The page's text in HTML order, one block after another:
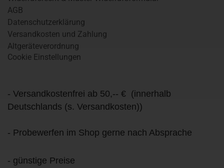
AGB
Datenschutzerklärung
Versandkosten und Zahlung
Altgeräteverordnung
Cookie Einstellungen
- Versandkostenfrei ab 50,-- € (innerhalb
Deutschlands (s. Versandkosten))
- Probewerfen im Shop gerne nach Absprache
- günstige Preise